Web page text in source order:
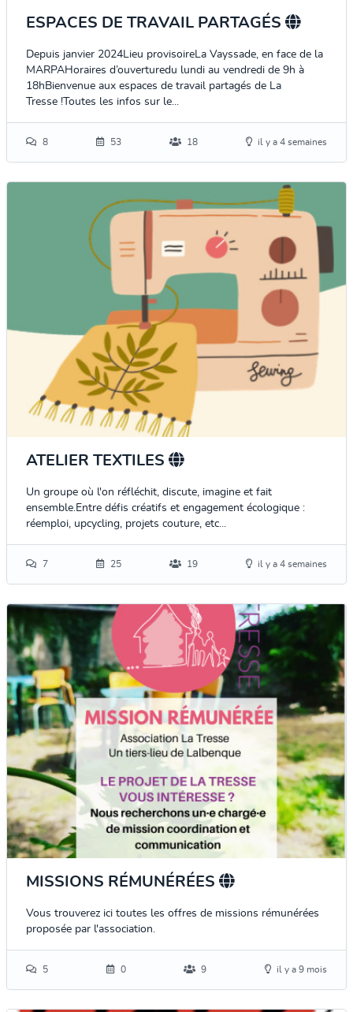
ESPACES DE TRAVAIL PARTAGÉS
Depuis janvier 2024Lieu provisoireLa Vayssade, en face de la
MARPAHoraires d’ouverturedu lundi au vendredi de 9h à
18hBienvenue aux espaces de travail partagés de La
Tresse !Toutes les infos sur le...
8 53 18 il y a 4 semaines
ATELIER TEXTILES
Un groupe où l'on réfléchit, discute, imagine et fait
ensemble.Entre défis créatifs et engagement écologique :
réemploi, upcycling, projets couture, etc...
7 25 19 il y a 4 semaines
MISSIONS RÉMUNÉRÉES
Vous trouverez ici toutes les offres de missions rémunérées
proposée par l'association.
5 0 9 il y a 9 mois